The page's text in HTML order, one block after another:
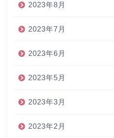
2023年8月
2023年7月
2023年6月
2023年5月
2023年3月
2023年2月